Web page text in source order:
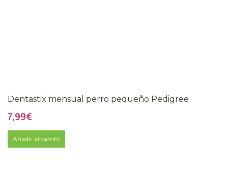
Dentastix mensual perro pequeño Pedigree
7,99€
Añadir al carrito